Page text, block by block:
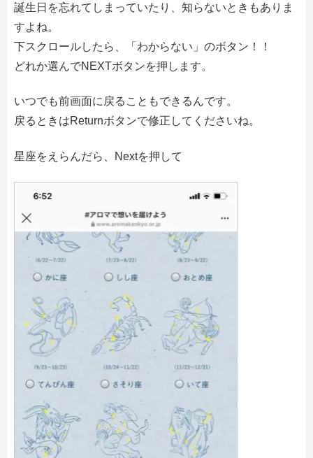
誕生日を忘れてしまっていたり、知らないときもありま
すよね。
下スクロールしたら、「わからない」のボタン！！
どれか選んでNEXTボタンを押します。
いつでも前画面に戻ることもできるんです。
戻るときはReturnボタンで修正してくださいね。
星座をえらんだら、Nextを押して